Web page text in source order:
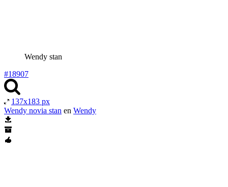
Wendy stan
#18907
137x183 px
Wendy novia stan en Wendy